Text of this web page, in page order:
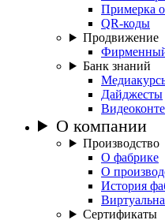
Примерка
QR-коды
Продвижение
Банк знаний
Дайджесты
О компании
Производство
О фабрике
О
История
Сертификаты